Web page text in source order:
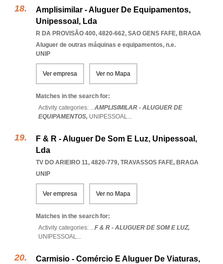
Amplisimilar - Aluguer De Equipamentos,
Unipessoal, Lda
R DA PROVISÃO 400, 4820-662, SAO GENS FAFE, BRAGA
Aluguer de outras máquinas e equipamentos, n.e.
UNIP
Ver empresa Ver no Mapa
Matches in the search for:
Activity categories: ...AMPLISIMILAR - ALUGUER DE
EQUIPAMENTOS, UNIPESSOAL...
F & R - Aluguer De Som E Luz, Unipessoal,
Lda
TV DO ARIEIRO 11, 4820-779, TRAVASSOS FAFE, BRAGA
UNIP
Ver empresa Ver no Mapa
Matches in the search for:
Activity categories: ...F & R - ALUGUER DE SOM E LUZ,
UNIPESSOAL...
Carmisio - Comércio E Aluguer De Viaturas,